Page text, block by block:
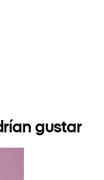
gustar